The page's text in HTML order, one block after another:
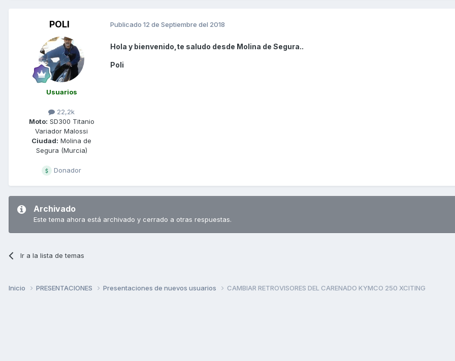
POLI
Usuarios
22,2k
Moto: SD300 Titanio
Variador Malossi
Ciudad: Molina de
Segura (Murcia)
Donador
Publicado 12 de Septiembre del 2018
Hola y bienvenido,te saludo desde Molina de Segura..
Poli
Archivado
Este tema ahora está archivado y cerrado a otras respuestas.
Ir a la lista de temas
Inicio PRESENTACIONES Presentaciones de nuevos usuarios CAMBIAR RETROVISORES DEL CARENADO KYMCO 250 XCITING